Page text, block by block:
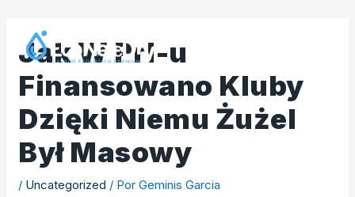
contenido
Jak W Prl-u
Finansowano Kluby
Dzięki Niemu Żużel
Był Masowy
/ Uncategorized / PorGeminis Garcia